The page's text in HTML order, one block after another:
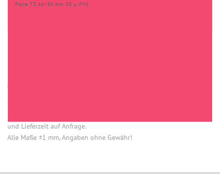
Folie TZ 66×30 mm 50 µ PVC
HINWEISE
und Lieferzeit auf Anfrage.
Alle Maße ±1 mm, Angaben ohne Gewähr!